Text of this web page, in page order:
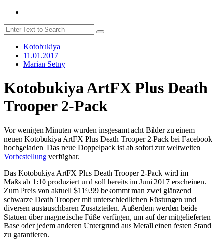
Kotobukiya
11.01.2017
Marian Setny
Kotobukiya ArtFX Plus Death
Trooper 2-Pack
Vor wenigen Minuten wurden insgesamt acht Bilder zu einem
neuen Kotobukiya ArtFX Plus Death Trooper 2-Pack bei Facebook
hochgeladen. Das neue Doppelpack ist ab sofort zur weltweiten
Vorbestellung verfügbar.
Das Kotobukiya ArtFX Plus Death Trooper 2-Pack wird im
Maßstab 1:10 produziert und soll bereits im Juni 2017 erscheinen.
Zum Preis von aktuell $119.99 bekommt man zwei glänzend
schwarze Death Trooper mit unterschiedlichen Rüstungen und
diversen austauschbaren Zusatzteilen. Außerdem werden beide
Statuen über magnetische Füße verfügen, um auf der mitgelieferten
Base oder jedem anderen Untergrund aus Metall einen festen Stand
zu garantieren.